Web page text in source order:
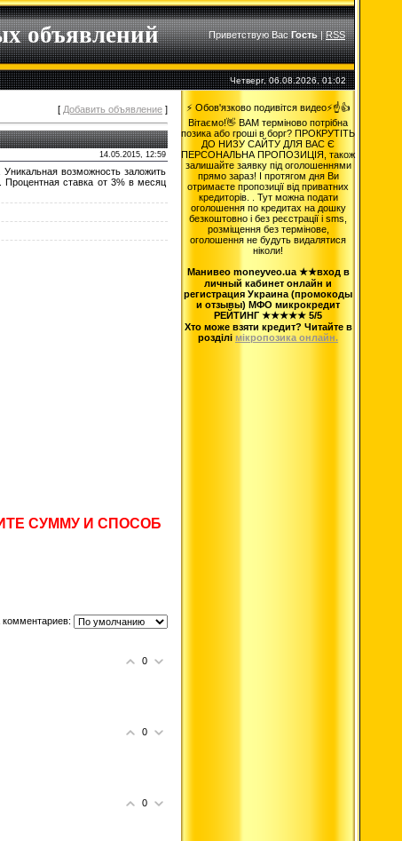
объявлений Приветствую Вас Гость|RSS
Четверг, 06.08.2026, 01:02
[ Добавить объявление ]
14.05.2015, 12:59
возможность заложить
Процентная ставка от 3% в месяц
СУММУ И СПОСОБ
0
0
0
⚡ Обов'язково подивітся видео⚡☝️👍
Вітаємо!👋 ВАМ терміново потрібна
позика або гроші в борг? ПРОКРУТІТЬ
ДО НИЗУ САЙТУ ДЛЯ ВАС Є
ПЕРСОНАЛЬНА ПРОПОЗИЦІЯ, також
залишайте заявку під оголошеннями
прямо зараз! І протягом дня Ви
отримаєте пропозиції від приватних
кредиторів. . Тут можна подати
оголошення по кредитах на дошку
безкоштовно і без реєстрації і sms,
розміщення без термінове,
оголошення не будуть видалятися
ніколи!
Манивео moneyveo.ua ★★вход в
личный кабинет онлайн и
регистрация Украина (промокоды
и отзывы) МФО микрокредит
РЕЙТИНГ ★★★★★ 5/5
Хто може взяти кредит? Читайте в
розділі мікропозика онлайн.